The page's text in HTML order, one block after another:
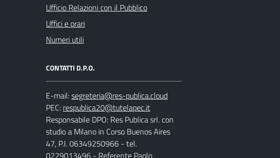
Ufficio Relazioni con il Pubblico
Uffici e orari
Numeri utili
CONTATTI D.P.O.
E-mail:
PEC:
Responsabile DPO: Res Publica srl. con
studio a Milano in Corso Buenos Aires
47, P.I. 06349250966 - tel.
0229013496 - Referente Paolo